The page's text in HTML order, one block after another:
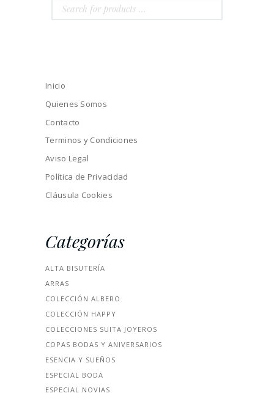
Inicio
Quienes Somos
Contacto
Terminos y Condiciones
Aviso Legal
Política de Privacidad
Cláusula Cookies
Categorías
ALTA BISUTERÍA
ARRAS
COLECCIÓN ALBERO
COLECCIÓN HAPPY
COLECCIONES SUITA JOYEROS
COPAS BODAS Y ANIVERSARIOS
ESENCIA Y SUEÑOS
ESPECIAL BODA
ESPECIAL NOVIAS